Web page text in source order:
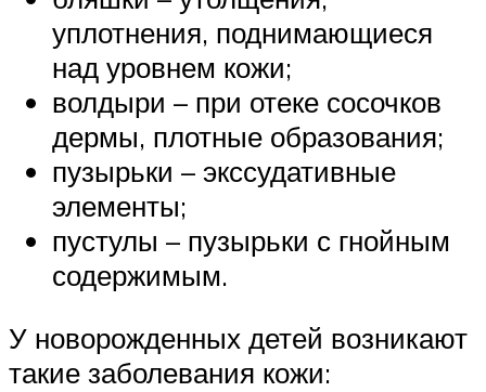
уплотнения, поднимающиеся
над уровнем кожи;
волдыри – при отеке сосочков
дермы, плотные образования;
пузырьки – экссудативные
элементы;
пустулы – пузырьки с гнойным
содержимым.
У новорожденных детей возникают
такие заболевания кожи: